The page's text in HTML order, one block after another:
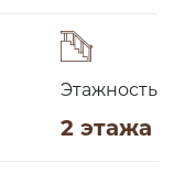
Этажность
2 этажа